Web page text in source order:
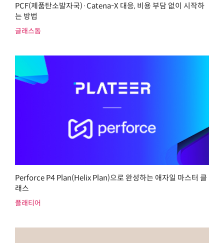
PCF(제품탄소발자국)·Catena-X 대응, 비용 부담 없이 시작하
는 방법
글래스돔
Perforce P4 Plan(Helix Plan)으로 완성하는 애자일 마스터 클
래스
플래티어